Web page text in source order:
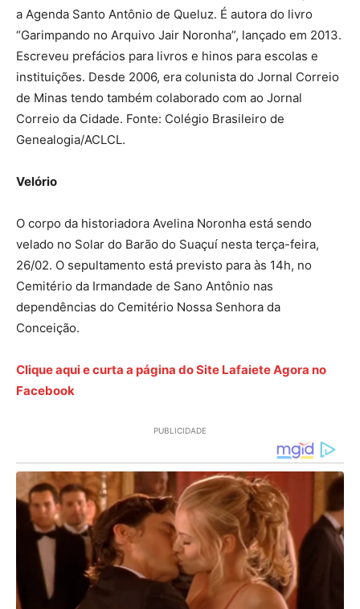
a Agenda Santo Antônio de Queluz. É autora do livro
“Garimpando no Arquivo Jair Noronha”, lançado em 2013.
Escreveu prefácios para livros e hinos para escolas e
instituições. Desde 2006, era colunista do Jornal Correio
de Minas tendo também colaborado com ao Jornal
Correio da Cidade. Fonte: Colégio Brasileiro de
Genealogia/ACLCL.
Velório
O corpo da historiadora Avelina Noronha está sendo
velado no Solar do Barão do Suaçuí nesta terça-feira,
26/02. O sepultamento está previsto para às 14h, no
Cemitério da Irmandade de Sano Antônio nas
dependências do Cemitério Nossa Senhora da
Conceição.
Clique aqui e curta a página do Site Lafaiete Agora no
Facebook
PUBLICIDADE